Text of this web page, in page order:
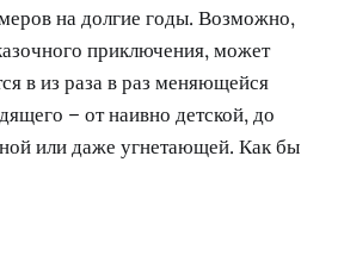
на долгие годы. Возможно,
приключения, может
в из раза в раз меняющейся
– от наивно детской, до
или даже угнетающей. Как бы